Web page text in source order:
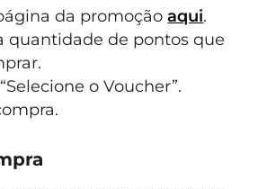
da promoçãoaqui.
quantidade de pontos que
o Voucher”.